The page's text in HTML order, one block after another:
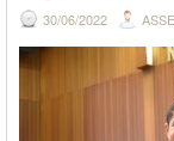
30/06/2022